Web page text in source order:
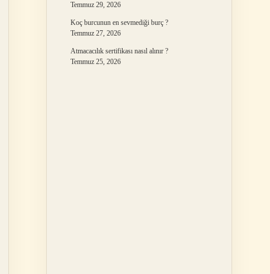
Temmuz 29, 2026
Koç burcunun en sevmediği burç ?
Temmuz 27, 2026
Atmacacılık sertifikası nasıl alınır ?
Temmuz 25, 2026